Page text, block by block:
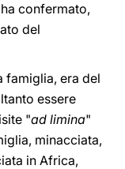
confermato,
del
famiglia, era del
essere
"ad limina"
minacciata,
in Africa,